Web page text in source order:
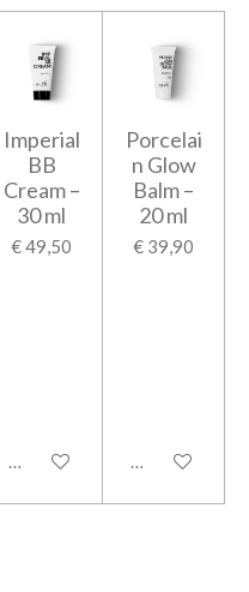
Imperial
BB
Cream –
30 ml
€ 49,50
In winkelwagen
Porcelai
n Glow
Balm –
20 ml
€ 39,90
In